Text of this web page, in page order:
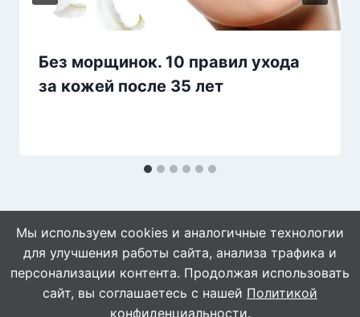
Без морщинок. 10 правил ухода
за кожей после 35 лет
© 2026 Знахарушка - все о здоровье!
Мы используем cookies и аналогичные технологии
для улучшения работы сайта, анализа трафика и
персонализации контента. Продолжая использовать
сайт, вы соглашаетесь с нашей Политикой
конфиденциальности.